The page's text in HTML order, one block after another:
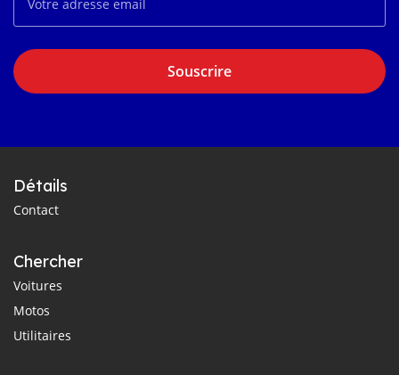
Souscrire
Détails
Contact
Chercher
Voitures
Motos
Utilitaires